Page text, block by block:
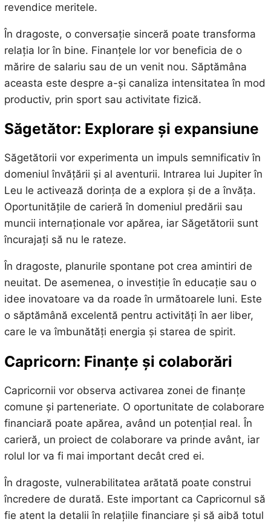
revendice meritele.
În dragoste, o conversație sinceră poate transforma
relația lor în bine. Finanțele lor vor beneficia de o
mărire de salariu sau de un venit nou. Săptămâna
aceasta este despre a-și canaliza intensitatea în mod
productiv, prin sport sau activitate fizică.
Săgetător: Explorare și expansiune
Săgetătorii vor experimenta un impuls semnificativ în
domeniul învățării și al aventurii. Intrarea lui Jupiter în
Leu le activează dorința de a explora și de a învăța.
Oportunitățile de carieră în domeniul predării sau
muncii internaționale vor apărea, iar Săgetătorii sunt
încurajați să nu le rateze.
În dragoste, planurile spontane pot crea amintiri de
neuitat. De asemenea, o investiție în educație sau o
idee inovatoare va da roade în următoarele luni. Este
o săptămână excelentă pentru activități în aer liber,
care le va îmbunătăți energia și starea de spirit.
Capricorn: Finanțe și colaborări
Capricornii vor observa activarea zonei de finanțe
comune și parteneriate. O oportunitate de colaborare
financiară poate apărea, având un potențial real. În
carieră, un proiect de colaborare va prinde avânt, iar
rolul lor va fi mai important decât cred ei.
În dragoste, vulnerabilitatea arătată poate construi
încredere de durată. Este important ca Capricornul să
fie atent la detalii în relațiile financiare și să aibă totul